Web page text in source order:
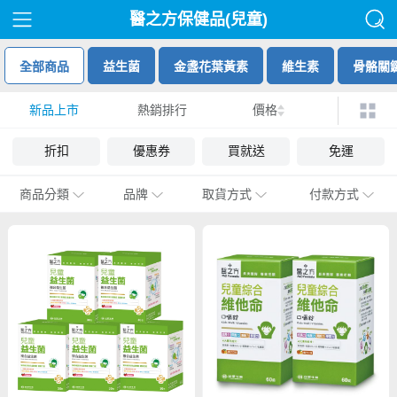
醫之方保健品(兒童)
全部商品 益生菌 金盞花葉黃素 維生素 骨骼關
新品上市 熱銷排行 價格
折扣 優惠券 買就送 免運
商品分類 品牌 取貨方式 付款方式